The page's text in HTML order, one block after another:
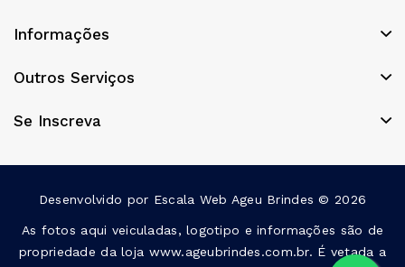
Informações
Outros Serviços
Se Inscreva
Desenvolvido por Escala Web Ageu Brindes © 2026
As fotos aqui veiculadas, logotipo e informações são de
propriedade da loja www.ageubrindes.com.br. É vetada a